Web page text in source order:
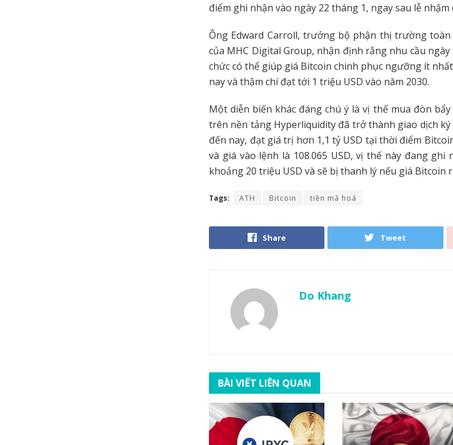
điểm ghi nhận vào ngày 22 tháng 1, ngay sau lễ
Ông Edward Carroll, trưởng bộ phận thị trường
của MHC Digital Group, nhận định rằng nhu cầu
chức có thể giúp giá Bitcoin chinh phục ngưỡng ít
nay và thậm chí đạt tới 1 triệu USD vào năm 2030.
Một diễn biến khác đáng chú ý là vị thế mua đòn bẩy
trên nền tảng Hyperliquidity đã trở thành giao dịch
đến nay, đạt giá trị hơn 1,1 tỷ USD tại thời điểm
và giá vào lệnh là 108.065 USD, vị thế này đang
khoảng 20 triệu USD và sẽ bị thanh lý nếu giá Bitcoin
Tags: ATH Bitcoin tiền mã hoá
Share Tweet
Do Khang
BÀI VIẾT LIÊN QUAN